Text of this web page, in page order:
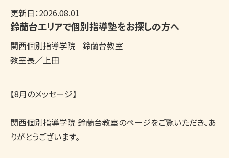
更新日：2026.08.01
鈴蘭台エリアで個別指導塾をお探しの方へ
関西個別指導学院
鈴蘭台教室
教室長／上田
【8月のメッセージ】
関西個別指導学院 鈴蘭台教室のページをご覧いただき、あ
りがとうございます。